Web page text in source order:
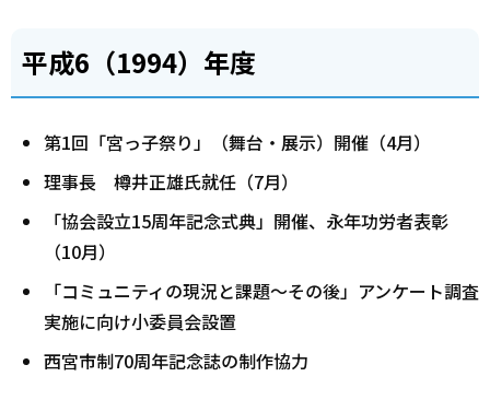
平成6（1994）年度
第1回「宮っ子祭り」（舞台・展示）開催（4月）
理事長 樽井正雄氏就任（7月）
「協会設立15周年記念式典」開催、永年功労者表彰
（10月）
「コミュニティの現況と課題～その後」アンケート調査
実施に向け小委員会設置
西宮市制70周年記念誌の制作協力